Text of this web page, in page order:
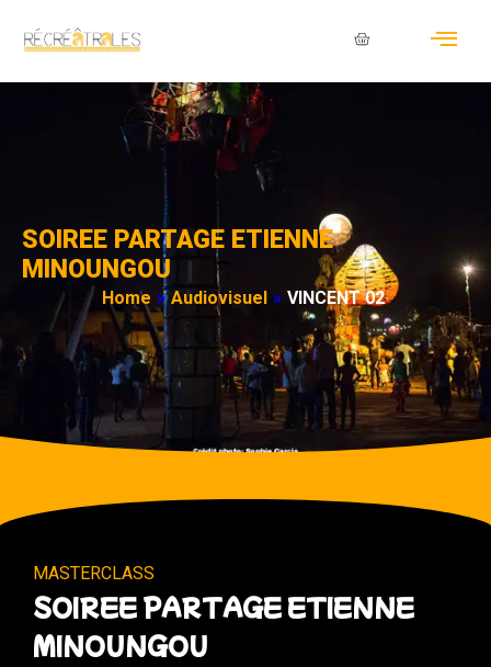
SOIREE PARTAGE ETIENNE
MINOUNGOU
Home » Audiovisuel » VINCENT 02
MASTERCLASS
SOIREE PARTAGE ETIENNE
MINOUNGOU